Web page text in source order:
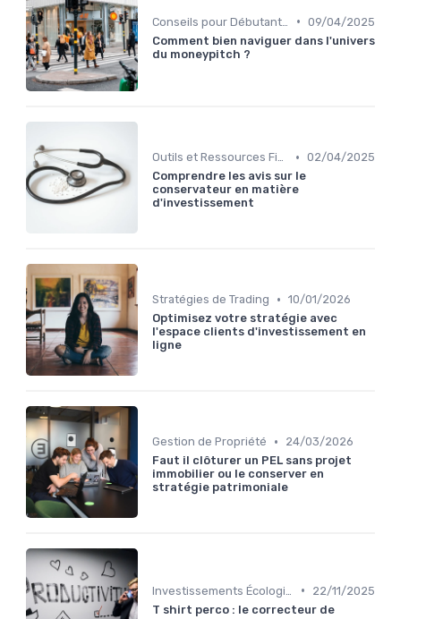
• 09/04/2025
Comment bien naviguer dans l'univers
du moneypitch ?
Outils et Ressources Financières • 02/04/2025
Comprendre les avis sur le
conservateur en matière
d'investissement
Stratégies de Trading • 10/01/2026
Optimisez votre stratégie avec
l'espace clients d'investissement en
ligne
Gestion de Propriété •
24/03/2026
Faut il clôturer un PEL sans projet
immobilier ou le conserver en
stratégie patrimoniale
•
22/11/2025
T shirt perco : le correcteur de